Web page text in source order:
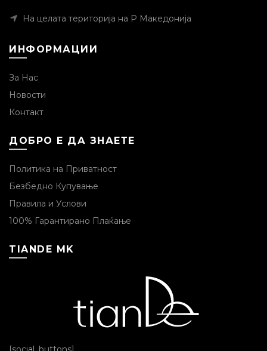
На целата територија на Р Македонија
ИНФОРМАЦИИ
За Нас
Новости
Контакт
ДОБРО Е ДА ЗНАЕТЕ
Политика на Приватност
Безбедно Купување
Правила и Услови
100% Гарантирано Плаќање
TIANDE MK